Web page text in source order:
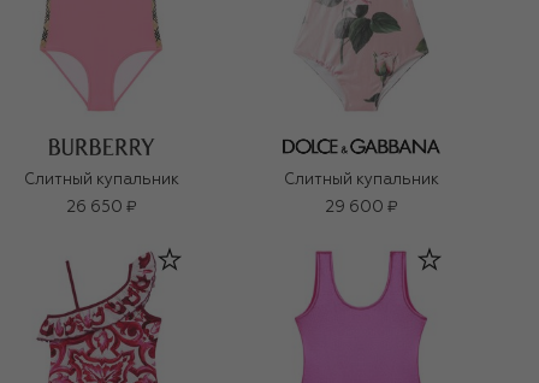
Слитный купальник
26 650 ₽
Слитный купальник
29 600 ₽